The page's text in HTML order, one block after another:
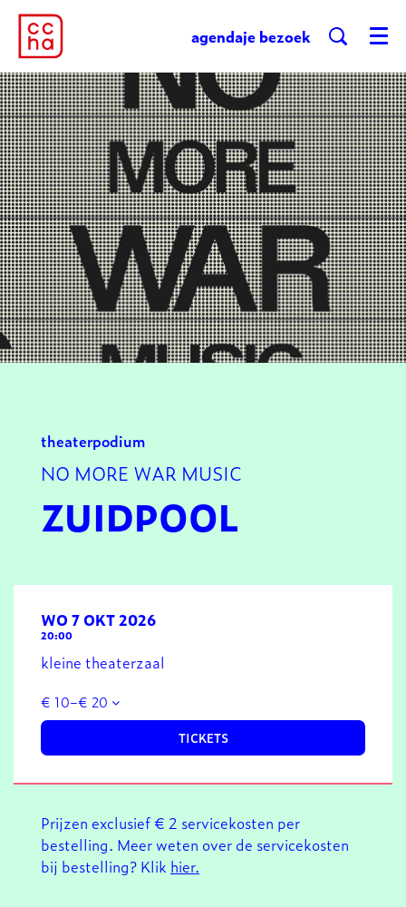
agendaje bezoek Menu
theaterpodium
NO MORE WAR MUSIC
ZUIDPOOL
WO 7 OKT 2026
20:00
kleine theaterzaal
€ 10–€ 20
TICKETS
Prijzen exclusief € 2 servicekosten per
bestelling. Meer weten over de servicekosten
bij bestelling? Klik hier.